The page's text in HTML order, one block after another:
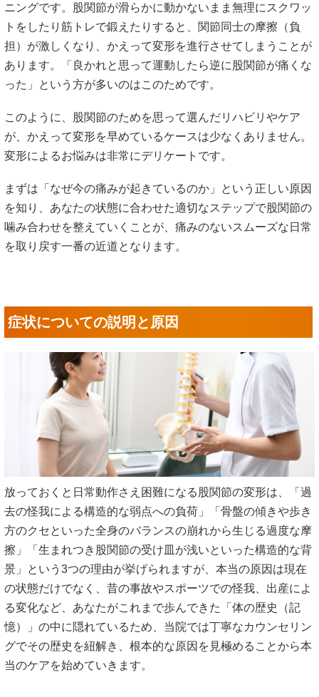
ニングです。股関節が滑らかに動かないまま無理にスクワッ
トをしたり筋トレで鍛えたりすると、関節同士の摩擦（負
担）が激しくなり、かえって変形を進行させてしまうことが
あります。「良かれと思って運動したら逆に股関節が痛くな
った」という方が多いのはこのためです。
このように、股関節のためを思って選んだリハビリやケア
が、かえって変形を早めているケースは少なくありません。
変形によるお悩みは非常にデリケートです。
まずは「なぜ今の痛みが起きているのか」という正しい原因
を知り、あなたの状態に合わせた適切なステップで股関節の
噛み合わせを整えていくことが、痛みのないスムーズな日常
を取り戻す一番の近道となります。
症状についての説明と原因
放っておくと日常動作さえ困難になる股関節の変形は、「過
去の怪我による構造的な弱点への負荷」「骨盤の傾きや歩き
方のクセといった全身のバランスの崩れから生じる過度な摩
擦」「生まれつき股関節の受け皿が浅いといった構造的な背
景」という3つの理由が挙げられますが、本当の原因は現在
の状態だけでなく、昔の事故やスポーツでの怪我、出産によ
る変化など、あなたがこれまで歩んできた「体の歴史（記
憶）」の中に隠れているため、当院では丁寧なカウンセリン
グでその歴史を紐解き、根本的な原因を見極めることから本
当のケアを始めていきます。